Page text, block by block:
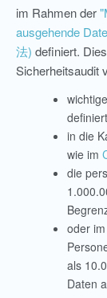
im Rahmen der
ausgehende
法) definiert.
Sicherheitsaudit
in die
wie im
die
oder
als
Daten